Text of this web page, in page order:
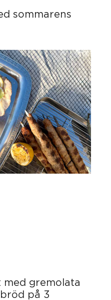
sommarens
gremolata
på 3